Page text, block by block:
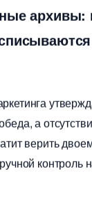
архивы:
а
верить
контроль